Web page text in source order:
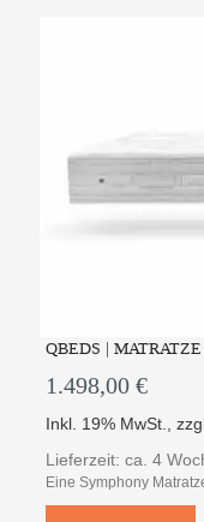
QBEDS |
1.498,00 €
Inkl. 19% MwSt. ,
Lieferzeit: ca. 4
Eine Symphony